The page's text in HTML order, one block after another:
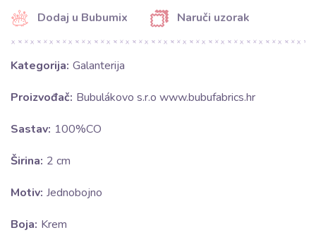
Dodaj u Bubumix
Naruči uzorak
Kategorija: Galanterija
Proizvođač: Bubulákovo s.r.o www.bubufabrics.hr
Sastav: 100%CO
Širina: 2 cm
Motiv: Jednobojno
Boja: Krem